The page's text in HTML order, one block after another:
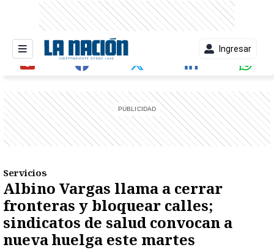
Ingresar
Servicios
Albino Vargas llama a cerrar
fronteras y bloquear calles;
sindicatos de salud convocan a
nueva huelga este martes